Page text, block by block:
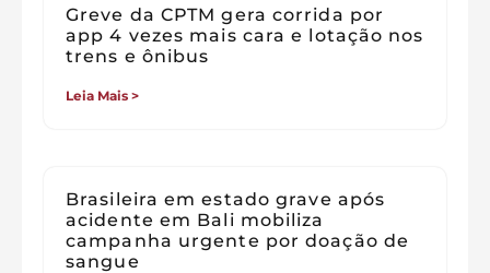
Greve da CPTM gera corrida por
app 4 vezes mais cara e lotação nos
trens e ônibus
Leia Mais >
Brasileira em estado grave após
acidente em Bali mobiliza
campanha urgente por doação de
sangue